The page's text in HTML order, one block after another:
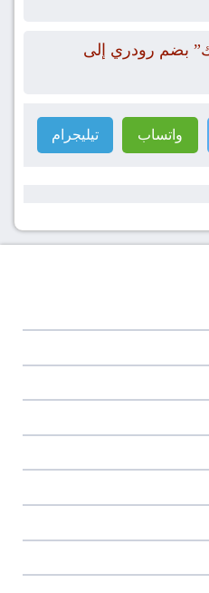
بضم رودري إلى
واتساب تيليجرام